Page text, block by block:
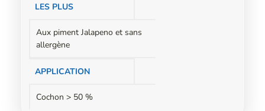
LES PLUS
Aux piment Jalapeno et sans
allergène
APPLICATION
Cochon > 50 %